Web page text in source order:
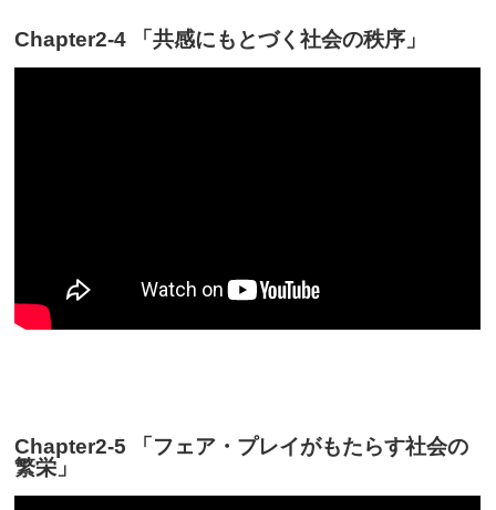
Chapter2-4 「共感にもとづく社会の秩序」
Chapter2-5 「フェア・プレイがもたらす社会の
繁栄」